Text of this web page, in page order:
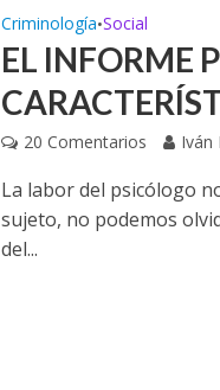
Criminología•Social
EL INFORME
20 Comentarios Iván
La labor del psicólogo
sujeto, no podemos
del...